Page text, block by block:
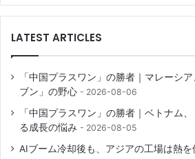
LATEST ARTICLES
「中国プラスワン」の勝者｜マレーシ
ブン」の野心
2026-08-06
「中国プラスワン」の勝者｜ベトナム
る成長の悩み
2026-08-05
AIブーム冷却後も、アジアの工場は熱を